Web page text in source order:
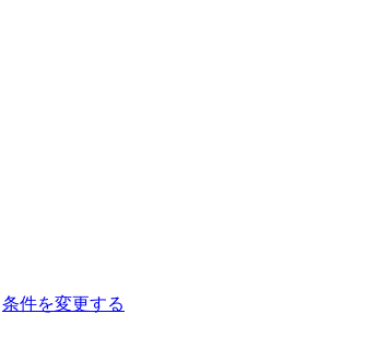
条件を変更する